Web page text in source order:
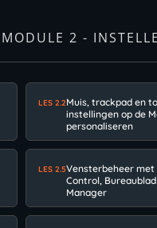
MODULE 2 -
LES 2.2Muis, trackpad en
instellingen op de
personaliseren
LES 2.5Vensterbeheer met
Control,
Manager